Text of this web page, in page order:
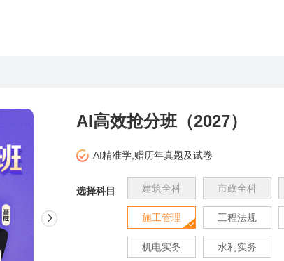
AI高效抢分班（2027）
AI精准学,赠历年真题及试卷
选择科目 建筑全科 市政全科
施工管理 工程法规
机电实务 水利实务